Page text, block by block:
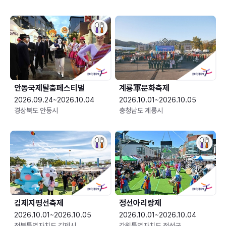
안동국제탈춤페스티벌
2026.09.24~2026.10.04
경상북도 안동시
2026.10.01~2026.10.05
충청남도 계룡시
김제지평선축제
2026.10.01~2026.10.05
정선아리랑제
2026.10.01~2026.10.04